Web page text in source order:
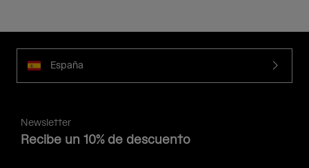
España
Newsletter
Recibe un 10% de descuento